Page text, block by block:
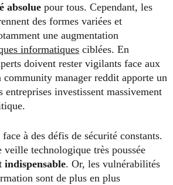
absolue pour tous. Cependant, les
des formes variées et
une augmentation
informatiques ciblées. En
doivent rester vigilants face aux
community manager reddit apporte un
entreprises investissent massivement
à des défis de sécurité constants.
veille technologique très poussée
. Or, les vulnérabilités
sont de plus en plus